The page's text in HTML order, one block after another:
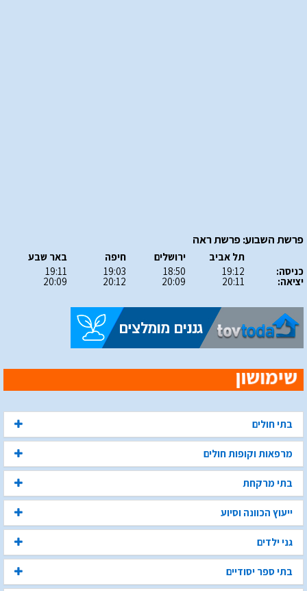
פרשת השבוע: פרשת ראה
כניסה:
יציאה:
תל אביב
19:12
20:11
ירושלים
18:50
20:09
חיפה
19:03
20:12
באר שבע
19:11
20:09
בתי חולים
מרפאות וקופות חולים
בתי מרקחת
ייעוץ הכוונה וסיוע
גני ילדים
בתי ספר יסודיים